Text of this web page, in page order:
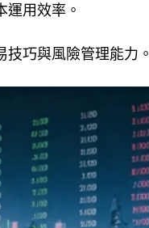
運用效率。
巧與風險管理能力。